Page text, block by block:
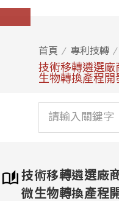
首頁 專利技轉
技術移轉遴選
生物轉換產程開
技術移轉遴選廠
微生物轉換產程